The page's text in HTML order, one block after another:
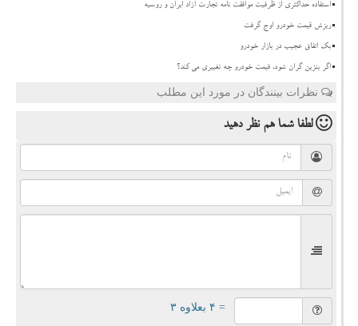
استفاده حداکثری از ظرفیت موافقت نامه تجارت آزاد ایران و روسیه
ریزش قیمت خودرو اوج گرفت
بک اتفاق عجیب در بازار خودرو
اگر بنزین گران شود، قیمت خودرو چه تغییری می کند؟
نظرات بینندگان در مورد این مطلب
لطفا شما همنظر دهید
= ۴ بعلاوه ۳